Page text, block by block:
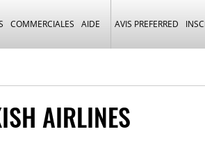
COMMERCIALES AIDE AVIS PREFERRED
AIRLINES